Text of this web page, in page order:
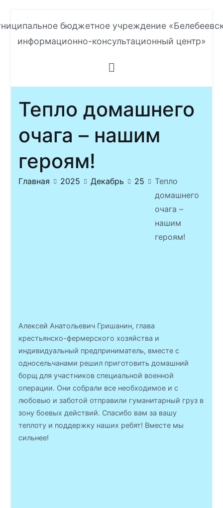
к
содержимому
бюджетное учреждение
информационно-консультационный центр»
Тепло домашнего
очага – нашим
героям!
Главная 2025 Декабрь 25
Тепло
домашнего
очага –
нашим
героям!
Алексей Анатольевич Гришанин, глава
крестьянско-фермерского хозяйства и
индивидуальный предприниматель, вместе с
односельчанами решил приготовить домашний
борщ для участников специальной военной
операции. Они собрали все необходимое и с
любовью и заботой отправили гуманитарный груз в
зону боевых действий. Спасибо вам за вашу
теплоту и поддержку наших ребят! Вместе мы
сильнее!